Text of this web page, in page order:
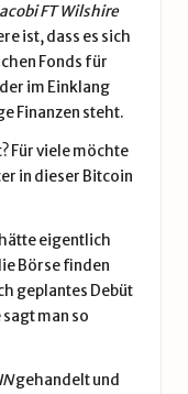
FT Wilshire
ist, dass es sich
Fonds für
im Einklang
Finanzen steht.
Für viele möchte
in dieser Bitcoin
eigentlich
Börse finden
geplantes Debüt
man so
gehandelt und